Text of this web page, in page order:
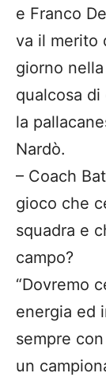
e Franco
va il merito
giorno
qualcosa
la
Nardò.
– Coach
gioco che
squadra e
campo?
“Dovremo
energia ed
sempre
un